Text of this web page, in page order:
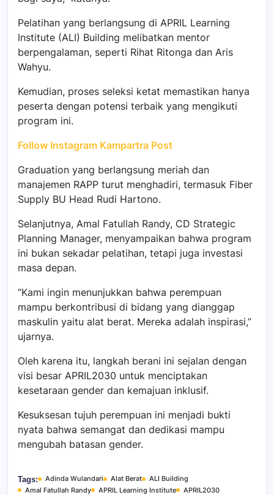
Pelatihan yang berlangsung di APRIL Learning
Institute (ALI) Building melibatkan mentor
berpengalaman, seperti Rihat Ritonga dan Aris
Wahyu.
Kemudian, proses seleksi ketat memastikan hanya
peserta dengan potensi terbaik yang mengikuti
program ini.
Follow Instagram Kampartra Post
Graduation yang berlangsung meriah dan
manajemen RAPP turut menghadiri, termasuk Fiber
Supply BU Head Rudi Hartono.
Selanjutnya, Amal Fatullah Randy, CD Strategic
Planning Manager, menyampaikan bahwa program
ini bukan sekadar pelatihan, tetapi juga investasi
masa depan.
“Kami ingin menunjukkan bahwa perempuan
mampu berkontribusi di bidang yang dianggap
maskulin yaitu alat berat. Mereka adalah inspirasi,”
ujarnya.
Oleh karena itu, langkah berani ini sejalan dengan
visi besar APRIL2030 untuk menciptakan
kesetaraan gender dan kemajuan inklusif.
Kesuksesan tujuh perempuan ini menjadi bukti
nyata bahwa semangat dan dedikasi mampu
mengubah batasan gender.
Tags: Adinda Wulandari Alat Berat
ALI Building
Amal Fatullah Randy
APRIL Learning Institute
APRIL2030